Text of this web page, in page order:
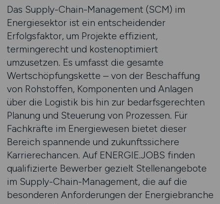
Das Supply-Chain-Management (SCM) im
Energiesektor ist ein entscheidender
Erfolgsfaktor, um Projekte effizient,
termingerecht und kostenoptimiert
umzusetzen. Es umfasst die gesamte
Wertschöpfungskette – von der Beschaffung
von Rohstoffen, Komponenten und Anlagen
über die Logistik bis hin zur bedarfsgerechten
Planung und Steuerung von Prozessen. Für
Fachkräfte im Energiewesen bietet dieser
Bereich spannende und zukunftssichere
Karrierechancen. Auf ENERGIE.JOBS finden
qualifizierte Bewerber gezielt Stellenangebote
im Supply-Chain-Management, die auf die
besonderen Anforderungen der Energiebranche